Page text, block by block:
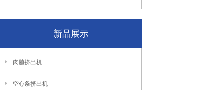
新品展示
肉脯挤出机
空心条挤出机